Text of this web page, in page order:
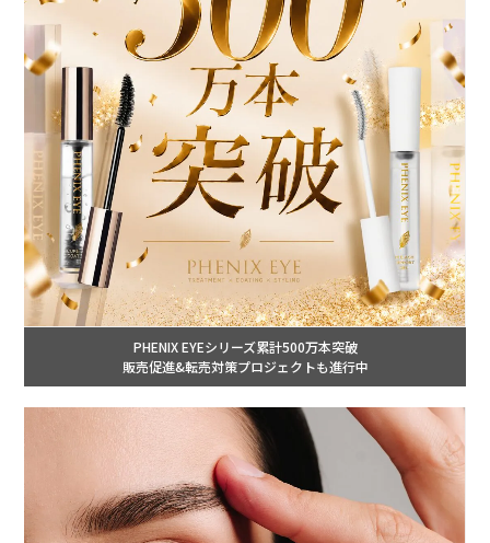
PHENIX EYEシリーズ累計500万本突破
販売促進&転売対策プロジェクトも進行中